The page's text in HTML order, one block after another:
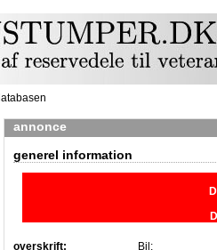
annonce
generel information
overskrift: Bil: